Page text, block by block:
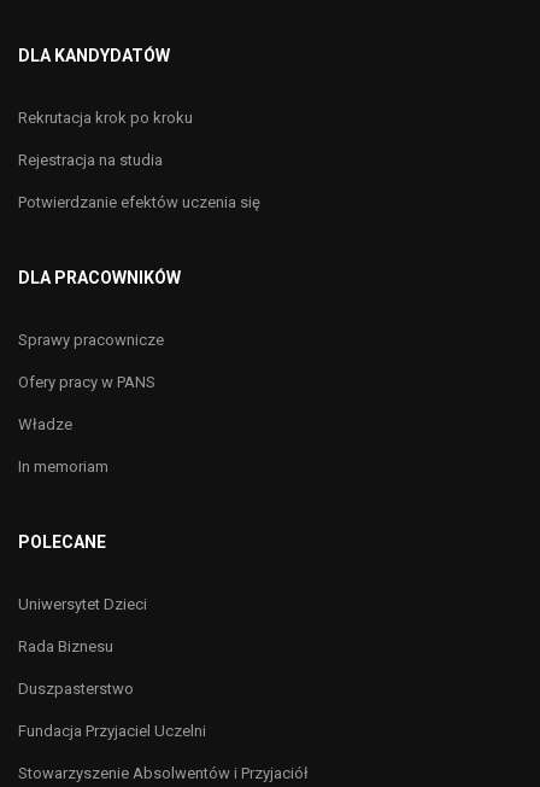
DLA KANDYDATÓW
Rekrutacja krok po kroku
Rejestracja na studia
Potwierdzanie efektów uczenia się
DLA PRACOWNIKÓW
Sprawy pracownicze
Ofery pracy w PANS
Władze
In memoriam
POLECANE
Uniwersytet Dzieci
Rada Biznesu
Duszpasterstwo
Fundacja Przyjaciel Uczelni
Stowarzyszenie Absolwentów i Przyjaciół